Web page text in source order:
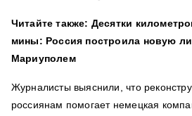
Читайте также: Десятки
мины: Россия построила новую
Мариуполем
Журналисты выяснили, что
россиянам помогает немецкая